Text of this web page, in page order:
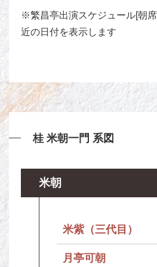
※繁昌亭出演スケジュール[朝
近の日付を表示します
桂 米朝一門 系図
米朝
米紫（三代目）
月亭可朝